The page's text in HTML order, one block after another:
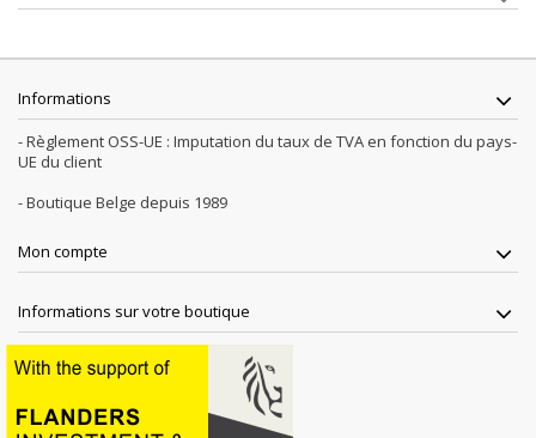
Informations
- Règlement OSS-UE : Imputation du taux de TVA en fonction du pays-
UE du client
- Boutique Belge depuis 1989
Mon compte
Informations sur votre boutique